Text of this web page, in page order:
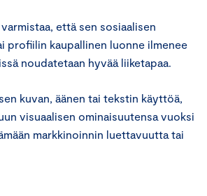
että sen sosiaalisen
profiilin kaupallinen luonne ilmenee
noudatetaan hyvää liiketapaa.
kuvan, äänen tai tekstin käyttöä,
visuaalisen ominaisuutensa vuoksi
markkinoinnin luettavuutta tai